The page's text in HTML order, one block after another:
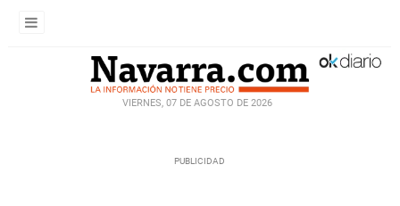
VIERNES, 07 DE AGOSTO DE 2026